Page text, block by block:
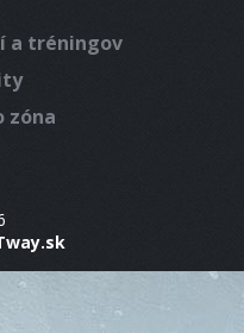
a tréningov
zóna